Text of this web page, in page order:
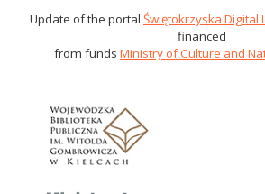
Update of the portal Świętokrzyska Digital
financed
from funds Ministry of Culture and